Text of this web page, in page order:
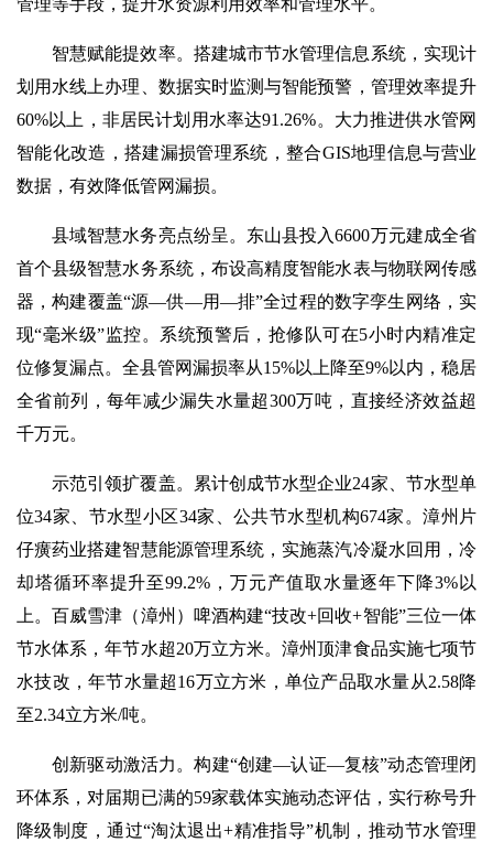
管理等手段，提升水资源利用效率和管理水平。
智慧赋能提效率。搭建城市节水管理信息系统，实现计
划用水线上办理、数据实时监测与智能预警，管理效率提升
60%以上，非居民计划用水率达91.26%。大力推进供水管网
智能化改造，搭建漏损管理系统，整合GIS地理信息与营业
数据，有效降低管网漏损。
县域智慧水务亮点纷呈。东山县投入6600万元建成全省
首个县级智慧水务系统，布设高精度智能水表与物联网传感
器，构建覆盖“源—供—用—排”全过程的数字孪生网络，实
现“毫米级”监控。系统预警后，抢修队可在5小时内精准定
位修复漏点。全县管网漏损率从15%以上降至9%以内，稳居
全省前列，每年减少漏失水量超300万吨，直接经济效益超
千万元。
示范引领扩覆盖。累计创成节水型企业24家、节水型单
位34家、节水型小区34家、公共节水型机构674家。漳州片
仔癀药业搭建智慧能源管理系统，实施蒸汽冷凝水回用，冷
却塔循环率提升至99.2%，万元产值取水量逐年下降3%以
上。百威雪津（漳州）啤酒构建“技改+回收+智能”三位一体
节水体系，年节水超20万立方米。漳州顶津食品实施七项节
水技改，年节水量超16万立方米，单位产品取水量从2.58降
至2.34立方米/吨。
创新驱动激活力。构建“创建—认证—复核”动态管理闭
环体系，对届期已满的59家载体实施动态评估，实行称号升
降级制度，通过“淘汰退出+精准指导”机制，推动节水管理